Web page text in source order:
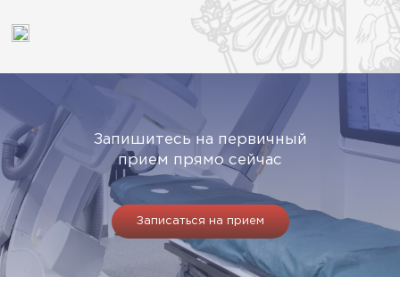
Запишитесь на первичный
прием прямо сейчас
Записаться на прием